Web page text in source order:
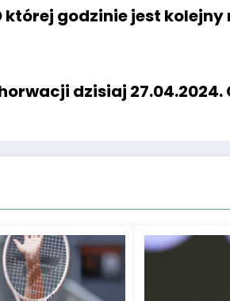
godzinie jest kolejny
dzisiaj